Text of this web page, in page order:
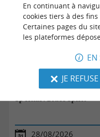
Sp'Hinx : Blues Spirit
28/08/2026
En continuant à
cookies tiers à des fins
Certaines pages du
les plateformes
EN
JE REFUSE